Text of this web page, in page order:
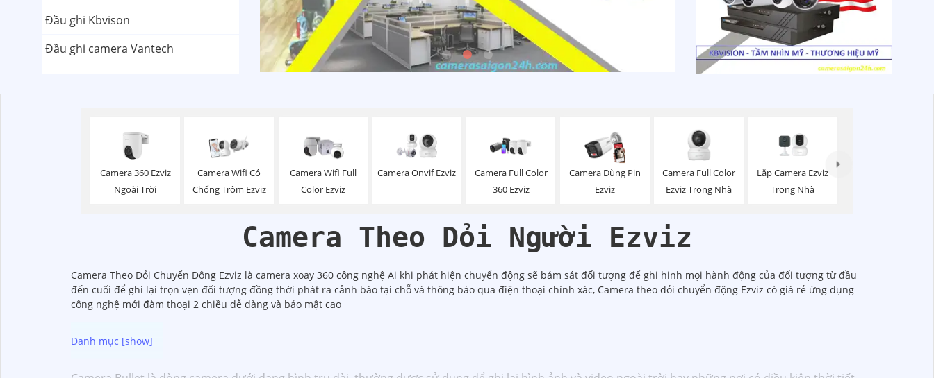
Đầu ghi Kbvison
Đầu ghi camera Vantech
Camera 360 Ezviz
Ngoài Trời
Camera Wifi Có
Chống Trộm Ezviz
Camera Wifi Full
Color Ezviz
Camera Onvif Ezviz
Camera Full Color
360 Ezviz
Camera Dùng Pin
Ezviz
Camera Full Color
Ezviz Trong Nhà
Lắp Camera Ezviz
Trong Nhà
Camera Theo Dỏi Người Ezviz
Camera Theo Dỏi Chuyển Đông Ezviz là camera xoay 360 công nghệ Ai khi phát hiện chuyển động sẽ bám sát đối tượng để ghi hinh mọi hành động của đối tượng từ đầu
đến cuối để ghi lại trọn vẹn đối tượng đồng thời phát ra cảnh báo tại chỗ và thông báo qua điện thoại chính xác, Camera theo dỏi chuyển động Ezviz có giá rẻ ứng dụng
công nghệ mới đàm thoại 2 chiều dễ dàng và bảo mật cao